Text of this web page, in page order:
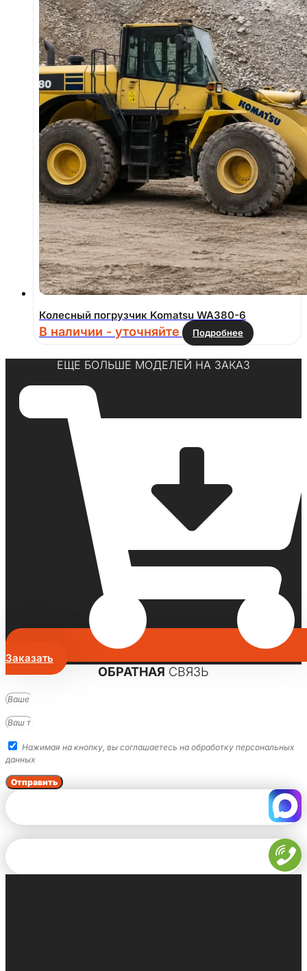
Колесный погрузчик Komatsu WA380-6
В наличии - уточняйте Подробнее
ЕЩЕ БОЛЬШЕ МОДЕЛЕЙ НА ЗАКАЗ
Заказать
ОБРАТНАЯ СВЯЗЬ
Нажимая на кнопку, вы соглашаетесь на обработку персональных
данных
Отправить